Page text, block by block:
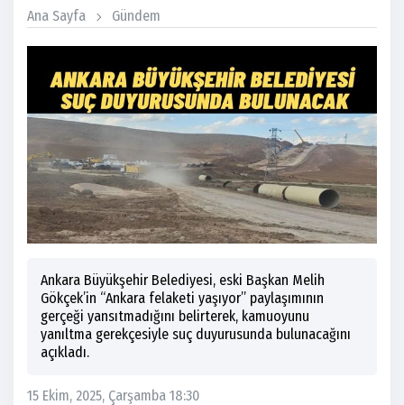
Ana Sayfa Gündem
Ankara Büyükşehir Belediyesi, eski Başkan Melih
Gökçek’in “Ankara felaketi yaşıyor” paylaşımının
gerçeği yansıtmadığını belirterek, kamuoyunu
yanıltma gerekçesiyle suç duyurusunda bulunacağını
açıkladı.
15 Ekim, 2025, Çarşamba 18:30